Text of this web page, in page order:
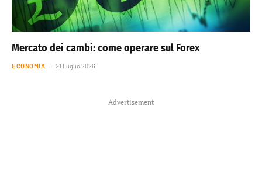
Mercato dei cambi: come operare sul Forex
ECONOMIA 21 Luglio 2026
Advertisement